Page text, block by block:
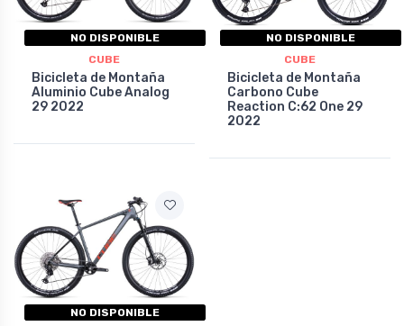
NO DISPONIBLE
CUBE
Bicicleta de Montaña
Aluminio Cube Analog
29 2022
NO DISPONIBLE
CUBE
Bicicleta de Montaña
Carbono Cube
Reaction C:62 One 29
2022
NO DISPONIBLE